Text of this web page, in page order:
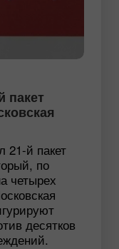
пакет
21-й пакет
по
четырех
десятков